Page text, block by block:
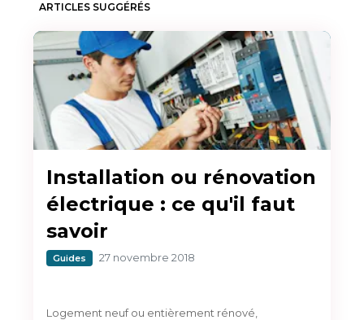
ARTICLES SUGGÉRÉS
Installation ou rénovation
électrique : ce qu'il faut
savoir
Guides 27 novembre 2018
Logement neuf ou entièrement rénové,